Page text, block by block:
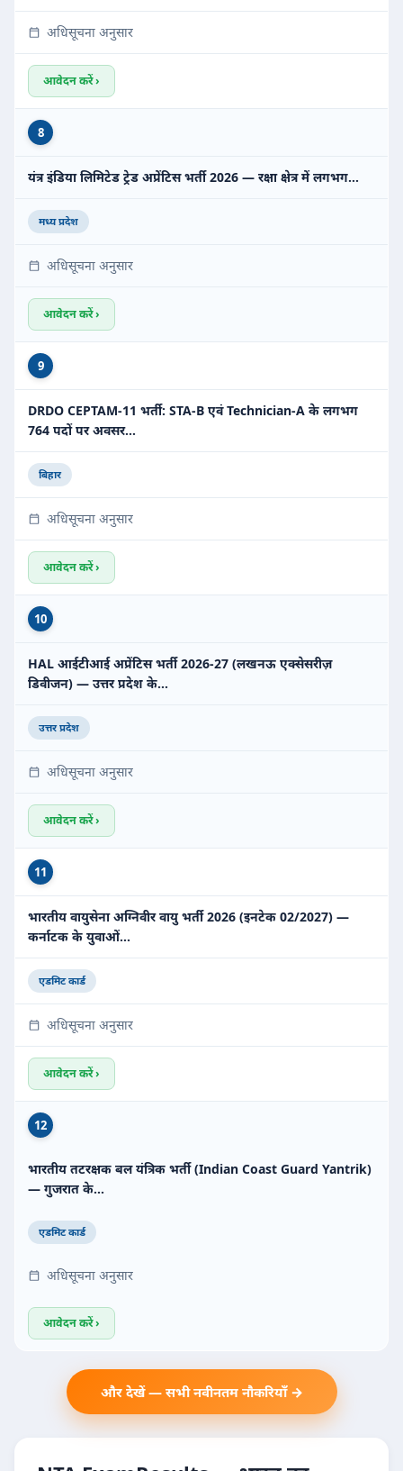
अधिसूचना अनुसार
आवेदन करें ›
8
यंत्र इंडिया लिमिटेड ट्रेड अप्रेंटिस भर्ती 2026 — रक्षा क्षेत्र में लगभग…
मध्य प्रदेश
अधिसूचना अनुसार
आवेदन करें ›
9
DRDO CEPTAM-11 भर्ती: STA-B एवं Technician-A के लगभग
764 पदों पर अवसर…
बिहार
अधिसूचना अनुसार
आवेदन करें ›
10
HAL आईटीआई अप्रेंटिस भर्ती 2026-27 (लखनऊ एक्सेसरीज़
डिवीजन) — उत्तर प्रदेश के…
उत्तर प्रदेश
अधिसूचना अनुसार
आवेदन करें ›
11
भारतीय वायुसेना अग्निवीर वायु भर्ती 2026 (इनटेक 02/2027) —
कर्नाटक के युवाओं…
एडमिट कार्ड
अधिसूचना अनुसार
आवेदन करें ›
12
भारतीय तटरक्षक बल यंत्रिक भर्ती (Indian Coast Guard Yantrik)
— गुजरात के…
एडमिट कार्ड
अधिसूचना अनुसार
आवेदन करें ›
और देखें — सभी नवीनतम नौकरियाँ →